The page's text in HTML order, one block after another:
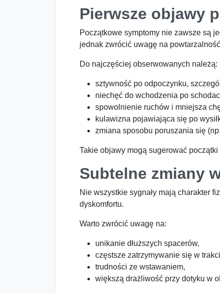
Pierwsze objawy
Początkowe symptomy nie zawsze są
jednak zwrócić uwagę na
Do najczęściej obserwowanych należą:
sztywność po odpoczynku,
niechęć do wchodzenia po
spowolnienie ruchów i mniejsza
kulawizna pojawiająca się po
zmiana sposobu poruszania się
Takie objawy mogą sugerować
Subtelne zmiany
Nie wszystkie sygnały mają charakter
dyskomfortu.
Warto zwrócić uwagę na:
unikanie dłuższych spacerów,
częstsze zatrzymywanie się w
trudności ze wstawaniem,
większą drażliwość przy dotyku w